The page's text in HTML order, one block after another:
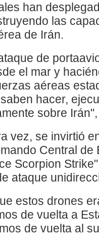
han
las
de Irán.
de
el mar y
aéreas
hacer,
sobre
vez, se invirtió
Central de
Scorpion
ataque
estos drones
de vuelta a
de vuelta al